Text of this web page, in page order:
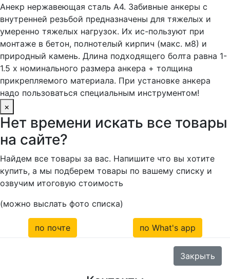
Анекр нержавеющая сталь А4. Забивные анкеры с
внутренней резьбой предназначены для тяжелых и
умеренно тяжелых нагрузок. Их ис-пользуют при
монтаже в бетон, полнотелый кирпич (макс. м8) и
природный камень. Длина подходящего болта равна 1-
1.5 x номинального размера анкера + толщина
прикрепляемого материала. При установке анкера
надо пользоваться специальным инструментом!
×
Нет времени искать все товары
на сайте?
Найдем все товары за вас. Напишите что вы хотите
купить, а мы подберем товары по вашему списку и
озвучим итоговую стоимость
(можно выслать фото списка)
по почте по What's app
Закрыть